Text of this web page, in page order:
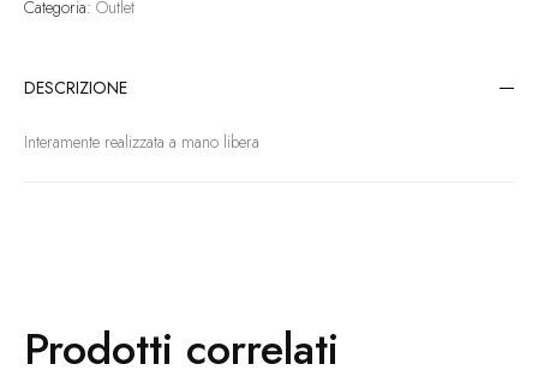
Categoria: Outlet
DESCRIZIONE
Interamente realizzata a mano libera
Prodotti correlati